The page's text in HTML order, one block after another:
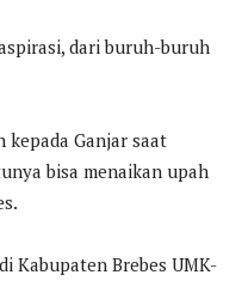
dari buruh-buruh
kepada Ganjar saat
bisa menaikan upah
Kabupaten Brebes UMK-